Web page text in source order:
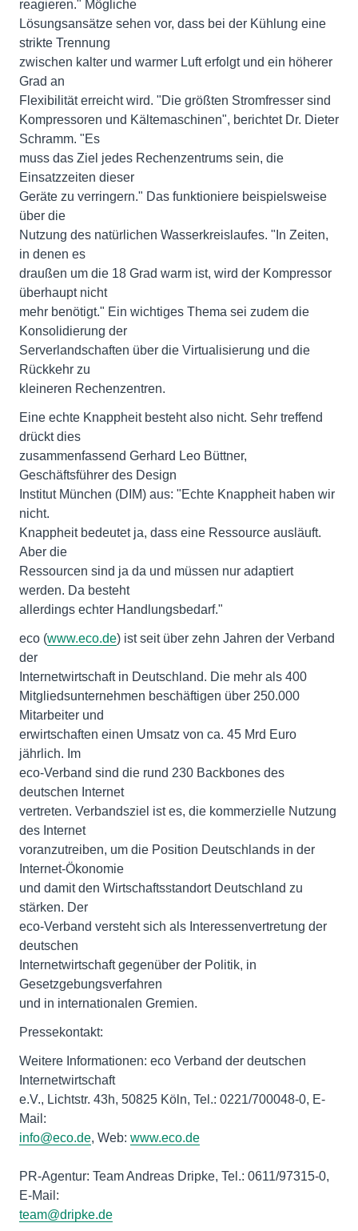
reagieren." Mögliche
Lösungsansätze sehen vor, dass bei der Kühlung eine
strikte Trennung
zwischen kalter und warmer Luft erfolgt und ein höherer
Grad an
Flexibilität erreicht wird. "Die größten Stromfresser sind
Kompressoren und Kältemaschinen", berichtet Dr. Dieter
Schramm. "Es
muss das Ziel jedes Rechenzentrums sein, die
Einsatzzeiten dieser
Geräte zu verringern." Das funktioniere beispielsweise
über die
Nutzung des natürlichen Wasserkreislaufes. "In Zeiten,
in denen es
draußen um die 18 Grad warm ist, wird der Kompressor
überhaupt nicht
mehr benötigt." Ein wichtiges Thema sei zudem die
Konsolidierung der
Serverlandschaften über die Virtualisierung und die
Rückkehr zu
kleineren Rechenzentren.
Eine echte Knappheit besteht also nicht. Sehr treffend
drückt dies
zusammenfassend Gerhard Leo Büttner,
Geschäftsführer des Design
Institut München (DIM) aus: "Echte Knappheit haben wir
nicht.
Knappheit bedeutet ja, dass eine Ressource ausläuft.
Aber die
Ressourcen sind ja da und müssen nur adaptiert
werden. Da besteht
allerdings echter Handlungsbedarf."
eco (www.eco.de) ist seit über zehn Jahren der Verband
der
Internetwirtschaft in Deutschland. Die mehr als 400
Mitgliedsunternehmen beschäftigen über 250.000
Mitarbeiter und
erwirtschaften einen Umsatz von ca. 45 Mrd Euro
jährlich. Im
eco-Verband sind die rund 230 Backbones des
deutschen Internet
vertreten. Verbandsziel ist es, die kommerzielle Nutzung
des Internet
voranzutreiben, um die Position Deutschlands in der
Internet-Ökonomie
und damit den Wirtschaftsstandort Deutschland zu
stärken. Der
eco-Verband versteht sich als Interessenvertretung der
deutschen
Internetwirtschaft gegenüber der Politik, in
Gesetzgebungsverfahren
und in internationalen Gremien.
Pressekontakt:
Weitere Informationen: eco Verband der deutschen
Internetwirtschaft
e.V., Lichtstr. 43h, 50825 Köln, Tel.: 0221/700048-0, E-
Mail:
info@eco.de, Web: www.eco.de
PR-Agentur: Team Andreas Dripke, Tel.: 0611/97315-0,
E-Mail:
team@dripke.de